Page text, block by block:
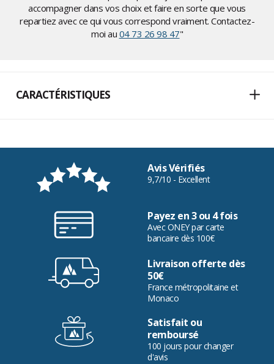
accompagner dans vos choix et faire en sorte que vous
repartiez avec ce qui vous correspond vraiment. Contactez-
moi au 04 73 26 98 47"
CARACTÉRISTIQUES
Avis Vérifiés
9,7/10 - Excellent
Payez en 3 ou 4 fois
Avec ONEY par carte
bancaire dès 100€
Livraison offerte dès
50€
France métropolitaine et
Monaco
Satisfait ou
remboursé
100 jours pour changer
d'avis